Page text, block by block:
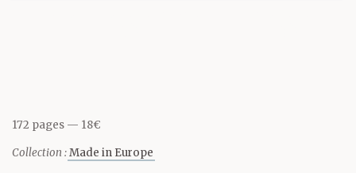
fait honte.
172 pages 18€
Collection :Made in Europe